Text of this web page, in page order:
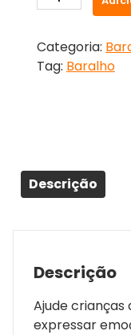
Categoria:
Tag: Baralho
Descrição
Descrição
Ajude
expressar